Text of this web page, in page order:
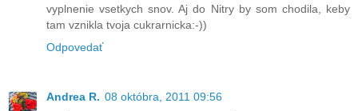
vyplnenie vsetkych snov. Aj do Nitry by som chodila, keby
tam vznikla tvoja cukrarnicka:-))
Odpovedať
Andrea R. 08 októbra, 2011 09:56